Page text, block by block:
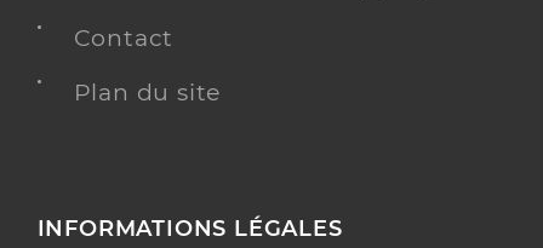
Contact
Plan du site
INFORMATIONS LÉGALES